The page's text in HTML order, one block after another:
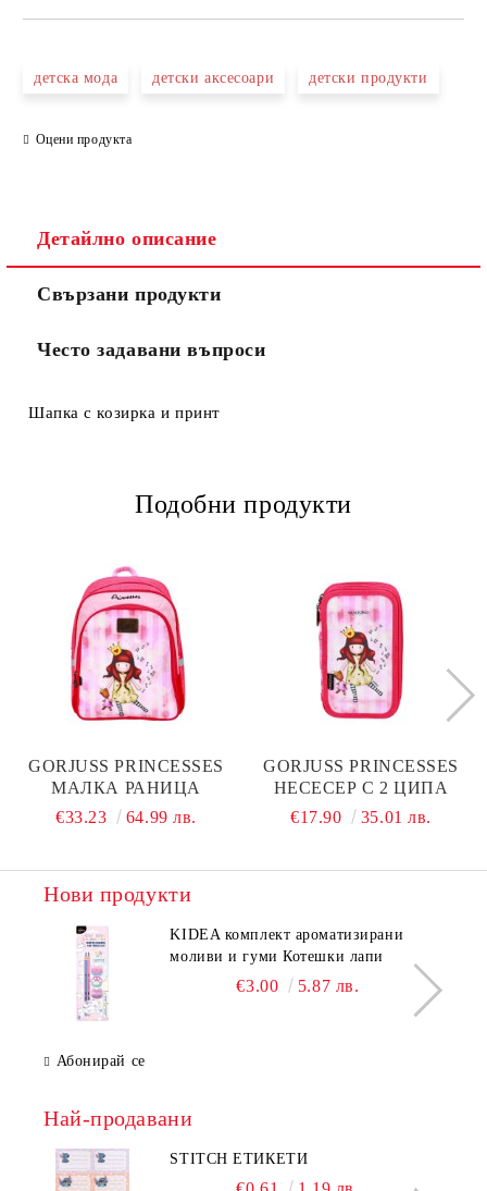
Съгласен съм с
Ние ще се свържем с вас в рамките на работния ден.
детска мода детски аксесоари детски продукти
Оцени продукта
Детайлно описание
Свързани продукти
Често задавани въпроси
Шапка с козирка и принт
Подобни продукти
GORJUSS PRINCESSES
МАЛКА РАНИЦА
€33.23
64.99 лв.
GORJUSS PRINCESSES
НЕСЕСЕР С 2 ЦИПА
€17.90
35.01 лв.
Нови продукти
KIDEA комплект ароматизирани
моливи и гуми Котешки лапи
€3.00 5.87 лв.
Абонирай се
Най-продавани
STITCH ЕТИКЕТИ